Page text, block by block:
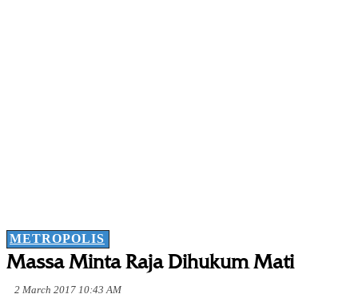
METROPOLIS
Massa Minta Raja Dihukum Mati
2 March 2017 10:43 AM